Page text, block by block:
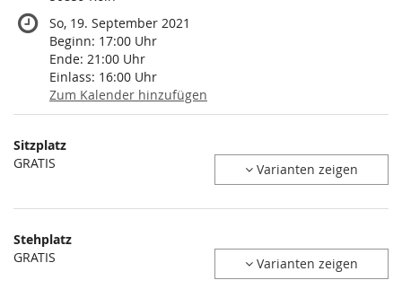
So, 19. September 2021
Beginn: 17:00 Uhr
Ende: 21:00 Uhr
Einlass: 16:00 Uhr
Zum Kalender hinzufügen
Produkte
Unkategorisierte
Sitzplatz
GRATIS
Varianten zeigen
Stehplatz
GRATIS
Varianten zeigen